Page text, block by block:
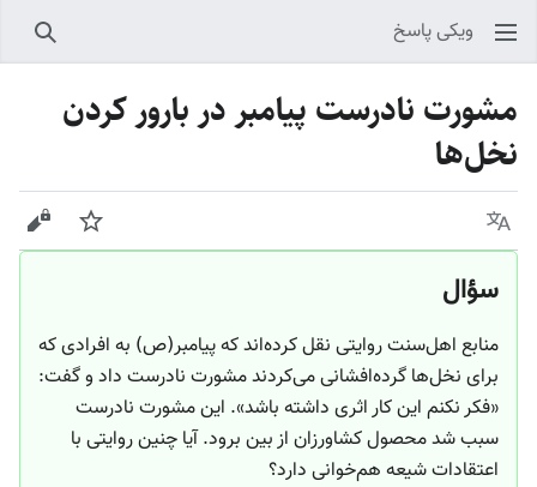
ویکی پاسخ
مشورت نادرست پیامبر در بارور کردن
نخل‌ها
زبان پیگیری
سؤال
منابع اهل‌سنت روایتی نقل کرده‌اند که پیامبر(ص) به افرادی که
برای نخل‌ها گرده‌افشانی می‌کردند مشورت نادرست داد و گفت:
«فکر نکنم این کار اثری داشته باشد». این مشورت نادرست
سبب شد محصول کشاورزان از بین برود. آیا چنین روایتی با
اعتقادات شیعه هم‌خوانی دارد؟